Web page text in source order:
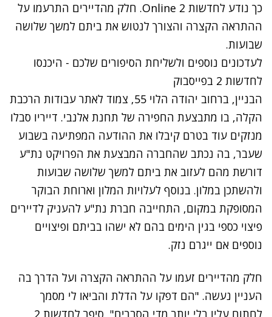
כך נודע לחדשות 2 Online. חלק מהדיירים התרעמו על
ההתראה הקצרה והצורך לנטוש את ביתם למשך שלושה
שבועות.
לעדכונים נוספים ולשליחת הסיפורים שלכם - היכנסו
לחדשות 2 בפייסבוק
הבניין, ברחוב יהודה הלוי 55, צמוד לאתר עבודות הרכבת
הקלה, בו מתבצעת החפירה של תחנת אלנבי. דייריו סבלו
מנזקים עוד בטרם קיבלו את ההודעה המפתיעה בשבוע
שעבר, בה נכתב שהחברה המבצעת את הפרויקט נת"ע
דורשת מהם לעזוב את ביתם למשך שלושה שבועות
ולהשתכן במלון. בנוסף לעלויות המלון וארוחת הבוקר
המסופקת במקום, התחייבה חברת נת"ע להעניק לדיירים
פיצוי כספי בגין הימים בהם לא ישהו בביתם ופיצויים
נוספים אם ייגרם נזק.
חלק מהדיירים זעמו על ההתראה הקצרה ועל הדרך בה
העניין נעשה. "הם דפקו על הדלת והביאו לי מסמך
לחתום עליו בלי יותר מדי הסברים", סיפר לחדשות 2